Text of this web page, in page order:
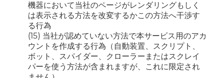
機器において当社のページがレンダリングもしく
は表示される方法を改変するかこの方法へ干渉す
る行為
(15) 当社が認めていない方法で本サービス用のアカ
ウントを作成する行為（自動装置、スクリプト、
ボット、スパイダー、クローラーまたはスクレイ
パーを使う方法が含まれますが、これに限定され